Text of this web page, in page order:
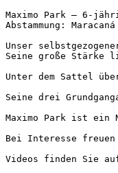
Maximo Park – 6-
Abstammung:
Unser
Seine große Stärke
Unter dem Sattel
Seine drei
Maximo Park ist ein
Bei Interesse freuen
Videos finden Sie